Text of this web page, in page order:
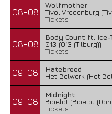
08-08
Wolfmother
TivoliVredenburg
Tickets
08-08
Body Count ft. Ice-
013 (013 (Tilburg))
Tickets
09-08
Hatebreed
Het Bolwerk (Het
09-08
Midnight
Bibelot (Bibelot
Tickets